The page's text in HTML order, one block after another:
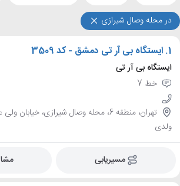
در محله وصال شیرازی
1. ایستگاه بی آر تی دمشق - کد 3509
ایستگاه بی آر تی
خط 7
تهران، منطقه 6، محله وصال شیرازی،
ولدی
مسیریابی